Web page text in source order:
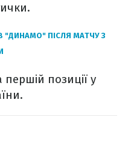
"ДИНАМО" ПІСЛЯ МАТЧУ З
позиції у